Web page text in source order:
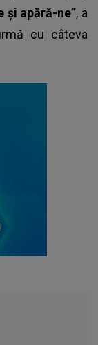
și apără-ne”, a
cu câteva